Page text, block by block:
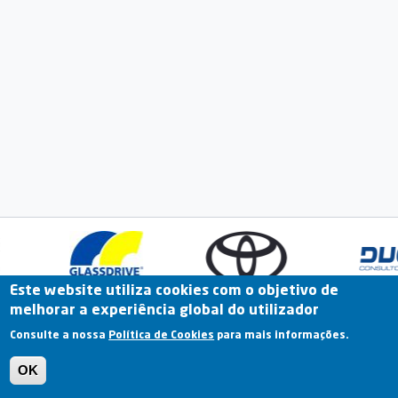
Previous
Fale Connosco Portal Online Arquivo
Termos e Condições | Política de Privacidade |
Este website utiliza cookies com o objetivo de
melhorar a experiência global do utilizador
Consulte a nossa Política de Cookies para mais informações.
OK